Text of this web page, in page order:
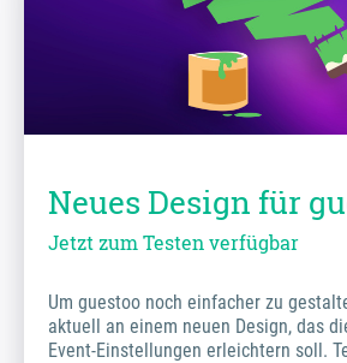
Neues Design für
Jetzt zum Testen verfügbar
Um guestoo noch einfacher zu
aktuell an einem neuen Design, das
Event-Einstellungen erleichtern soll.